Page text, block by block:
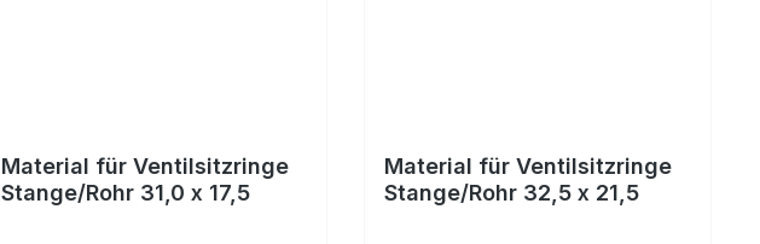
Material für Ventilsitzringe
Stange/Rohr 31,0 x 17,5
Material für Ventilsitzringe
Stange/Rohr 32,5 x 21,5